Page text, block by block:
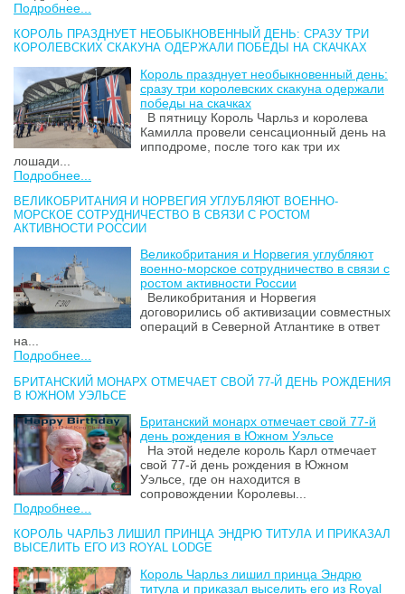
Подробнее...
КОРОЛЬ ПРАЗДНУЕТ НЕОБЫКНОВЕННЫЙ ДЕНЬ: СРАЗУ ТРИ
КОРОЛЕВСКИХ СКАКУНА ОДЕРЖАЛИ ПОБЕДЫ НА СКАЧКАХ
Король празднует необыкновенный день:
сразу три королевских скакуна одержали
победы на скачках
В пятницу Король Чарльз и королева
Камилла провели сенсационный день на
ипподроме, после того как три их
лошади...
Подробнее...
ВЕЛИКОБРИТАНИЯ И НОРВЕГИЯ УГЛУБЛЯЮТ ВОЕННО-
МОРСКОЕ СОТРУДНИЧЕСТВО В СВЯЗИ С РОСТОМ
АКТИВНОСТИ РОССИИ
Великобритания и Норвегия углубляют
военно-морское сотрудничество в связи с
ростом активности России
Великобритания и Норвегия
договорились об активизации совместных
операций в Северной Атлантике в ответ
на...
Подробнее...
БРИТАНСКИЙ МОНАРХ ОТМЕЧАЕТ СВОЙ 77-Й ДЕНЬ РОЖДЕНИЯ
В ЮЖНОМ УЭЛЬСЕ
Британский монарх отмечает свой 77-й
день рождения в Южном Уэльсе
На этой неделе король Карл отмечает
свой 77-й день рождения в Южном
Уэльсе, где он находится в
сопровождении Королевы...
Подробнее...
КОРОЛЬ ЧАРЛЬЗ ЛИШИЛ ПРИНЦА ЭНДРЮ ТИТУЛА И ПРИКАЗАЛ
ВЫСЕЛИТЬ ЕГО ИЗ ROYAL LODGE
Король Чарльз лишил принца Эндрю
титула и приказал выселить его из Royal